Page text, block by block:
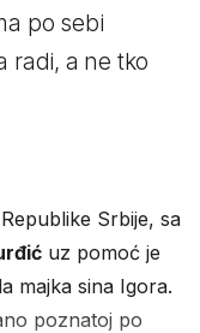
po sebi
radi, a ne tko
Srbije, sa
uz pomoć je
majka sina Igora.
poznatoj po